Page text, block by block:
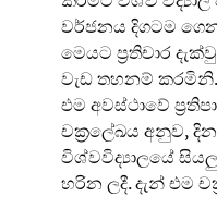
වර්ජනය දිගටම
මෙයට ප්‍රතිචාර
වැඩ තහනම් කරමිනි.
එම අවස්ථාවේ
චක්‍රලේඛය අනුව,
විශ්වවිද්‍යාලයේ
හරින ලදී. දැන් එම